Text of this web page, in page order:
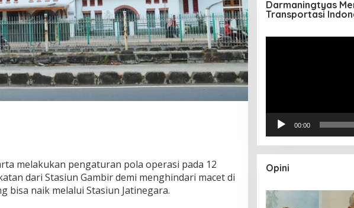
melakukan pengaturan pola operasi pada 12
dari Stasiun Gambir demi menghindari macet di
bisa naik melalui Stasiun Jatinegara.
Darmaningtyas
Transportasi
00:00
Opini